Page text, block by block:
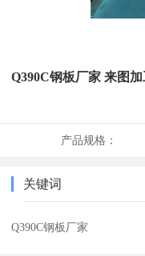
Q390C钢板厂家 来图
产品规格：
关键词
Q390C钢板厂家